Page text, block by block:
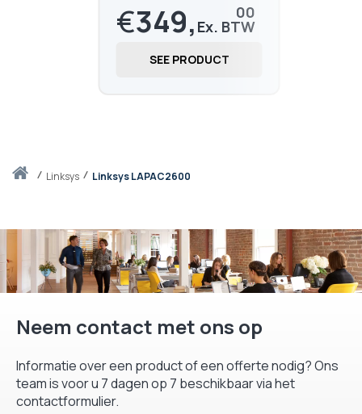
Thuislinksys Linksys LAPAC2600
€349, 00
422,SEE PRODUCT
Neem contact met ons op
Informatie over een product of een offerte nodig? Ons
team is voor u 7 dagen op 7 beschikbaar via het
contactformulier.